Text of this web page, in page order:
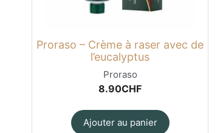
Proraso – Crème à raser avec de
l’eucalyptus
Proraso
8.90CHF
Ajouter au panier